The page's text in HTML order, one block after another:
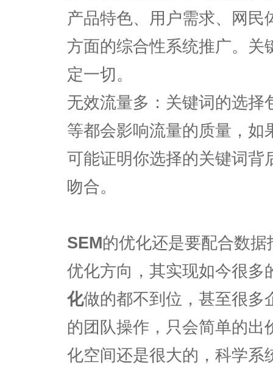
产品特色、用户需求、网
方面的综合性系统推广。关
定一切。
无效流量多：关键词的选择
等都会影响流量的质量，如
可能证明你选择的关键词背
吻合。
SEM的优化还是要配合数
优化方向，其实现如今很多
化做的都不到位，甚至很多
的团队操作，只会简单的
化空间还是很大的，科学系